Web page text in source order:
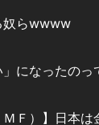
奴らwwww
になったのっ
ＭＦ）】日本は